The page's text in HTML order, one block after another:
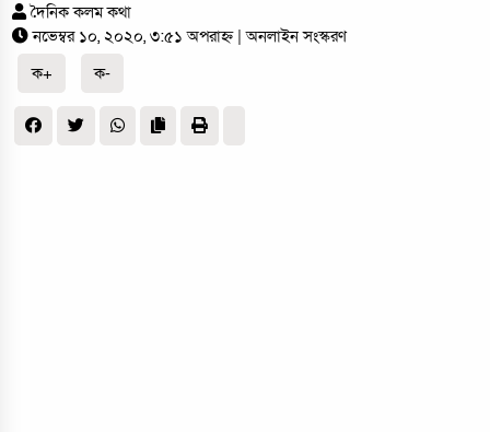
দৈনিক কলম কথা
নভেম্বর ১০, ২০২০, ৩:৫১ অপরাহ্ন | অনলাইন সংস্করণ
ক+
ক-